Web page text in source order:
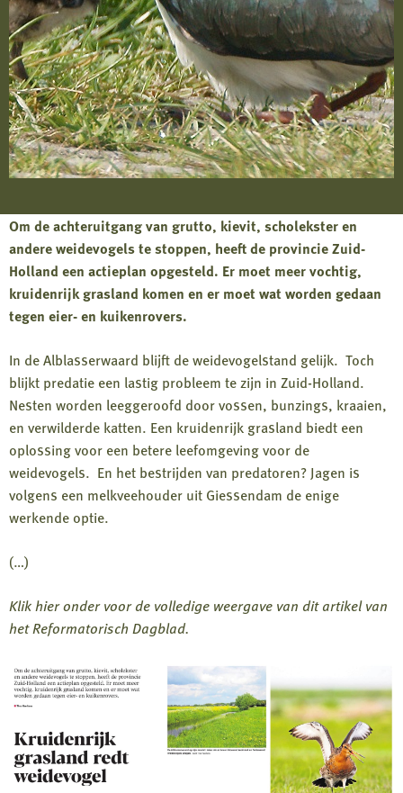
Om de achteruitgang van grutto, kievit, scholekster en
andere weidevogels te stoppen, heeft de provincie Zuid-
Holland een actieplan opgesteld. Er moet meer vochtig,
kruidenrijk grasland komen en er moet wat worden gedaan
tegen eier- en kuikenrovers.
In de Alblasserwaard blijft de weidevogelstand gelijk. Toch
blijkt predatie een lastig probleem te zijn in Zuid-Holland.
Nesten worden leeggeroofd door vossen, bunzings, kraaien,
en verwilderde katten. Een kruidenrijk grasland biedt een
oplossing voor een betere leefomgeving voor de
weidevogels. En het bestrijden van predatoren? Jagen is
volgens een melkveehouder uit Giessendam de enige
werkende optie.
(…)
Klik hier onder voor de volledige weergave van dit artikel van
het Reformatorisch Dagblad.